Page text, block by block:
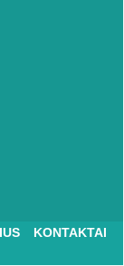
KONTAKTAI